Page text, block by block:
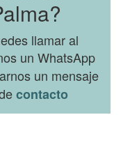
llamar al
un WhatsApp
un mensaje
contacto